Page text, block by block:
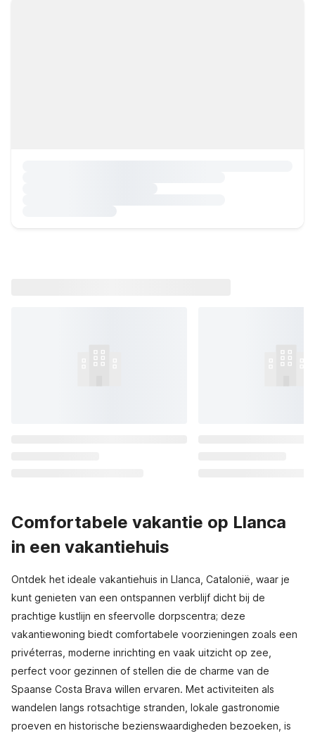
Comfortabele vakantie op Llanca
in een vakantiehuis
Ontdek het ideale vakantiehuis in Llanca, Catalonië, waar je
kunt genieten van een ontspannen verblijf dicht bij de
prachtige kustlijn en sfeervolle dorpscentra; deze
vakantiewoning biedt comfortabele voorzieningen zoals een
privéterras, moderne inrichting en vaak uitzicht op zee,
perfect voor gezinnen of stellen die de charme van de
Spaanse Costa Brava willen ervaren. Met activiteiten als
wandelen langs rotsachtige stranden, lokale gastronomie
proeven en historische bezienswaardigheden bezoeken, is